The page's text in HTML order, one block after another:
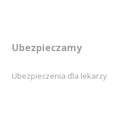
Ubezpieczamy
Ubezpieczenia dla lekarzy